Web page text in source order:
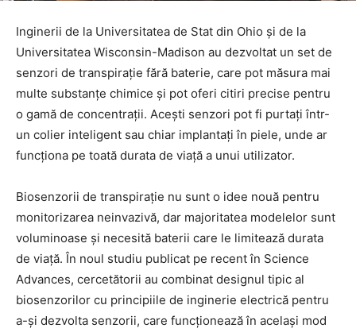
Inginerii de la Universitatea de Stat din Ohio și de la
Universitatea Wisconsin-Madison au dezvoltat un set de
senzori de transpirație fără baterie, care pot măsura mai
multe substanțe chimice și pot oferi citiri precise pentru
o gamă de concentrații. Acești senzori pot fi purtați într-
un colier inteligent sau chiar implantați în piele, unde ar
funcționa pe toată durata de viață a unui utilizator.
Biosenzorii de transpirație nu sunt o idee nouă pentru
monitorizarea neinvazivă, dar majoritatea modelelor sunt
voluminoase și necesită baterii care le limitează durata
de viață. În noul studiu publicat pe recent în Science
Advances, cercetătorii au combinat designul tipic al
biosenzorilor cu principiile de inginerie electrică pentru
a-și dezvolta senzorii, care funcționează în același mod